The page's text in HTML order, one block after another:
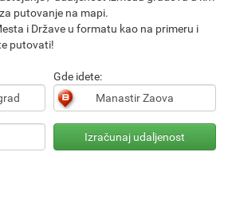
putovanje na mapi.
i Države u formatu kao na primeru i
putovati!
Gde idete: